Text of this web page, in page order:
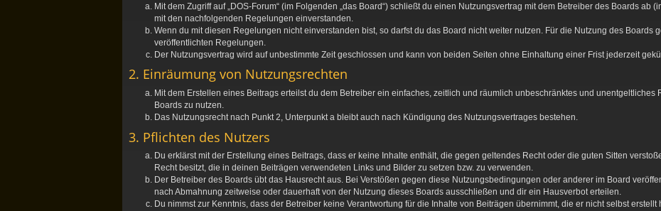
Mit dem Zugriff auf „DOS-Forum“ (im Folgenden „das Board“) schließt du einen Nutzungsvertrag mit dem Betreiber des Boards ab
mit den nachfolgenden Regelungen einverstanden.
Wenn du mit diesen Regelungen nicht einverstanden bist, so darfst du das Board nicht weiter nutzen. Für die Nutzung des Boards
veröffentlichten Regelungen.
Der Nutzungsvertrag wird auf unbestimmte Zeit geschlossen und kann von beiden Seiten ohne Einhaltung einer Frist jederzeit
2. Einräumung von Nutzungsrechten
Mit dem Erstellen eines Beitrags erteilst du dem Betreiber ein einfaches, zeitlich und räumlich unbeschränktes und unentgeltliches
Boards zu nutzen.
Das Nutzungsrecht nach Punkt 2, Unterpunkt a bleibt auch nach Kündigung des Nutzungsvertrages bestehen.
3. Pflichten des Nutzers
Du erklärst mit der Erstellung eines Beitrags, dass er keine Inhalte enthält, die gegen geltendes Recht oder die guten Sitten
Recht besitzt, die in deinen Beiträgen verwendeten Links und Bilder zu setzen bzw. zu verwenden.
Der Betreiber des Boards übt das Hausrecht aus. Bei Verstößen gegen diese Nutzungsbedingungen oder anderer im Board
nach Abmahnung zeitweise oder dauerhaft von der Nutzung dieses Boards ausschließen und dir ein Hausverbot erteilen.
Du nimmst zur Kenntnis, dass der Betreiber keine Verantwortung für die Inhalte von Beiträgen übernimmt, die er nicht selbst